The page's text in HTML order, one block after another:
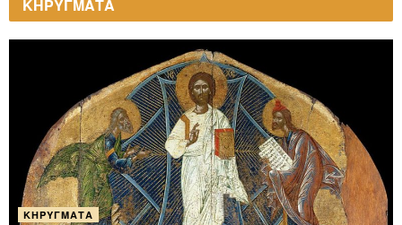
ΚΗΡΥΓΜΑΤΑ
ΚΗΡΎΓΜΑΤΑ